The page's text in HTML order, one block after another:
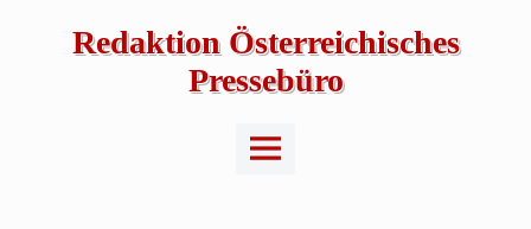
Redaktion Österreichisches
Pressebüro
Main
Menu